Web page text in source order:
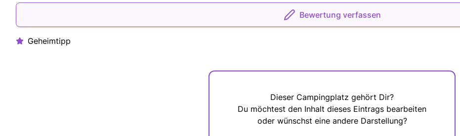
Bewertung verfassen
Geheimtipp
Dieser Campingplatz gehört Dir?
Du möchtest den Inhalt dieses Eintrags bearbeiten
oder wünschst eine andere Darstellung?